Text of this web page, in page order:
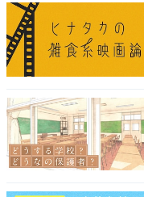
や『めざましテレビ
しています。
や『書道｜書はアー
（NHK）、『皆藤愛
（TOKYO FM）など